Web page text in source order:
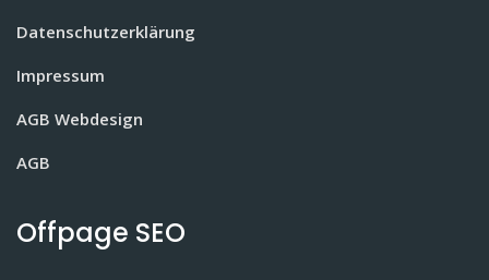
Datenschutzerklärung
Impressum
AGB Webdesign
AGB
Offpage SEO